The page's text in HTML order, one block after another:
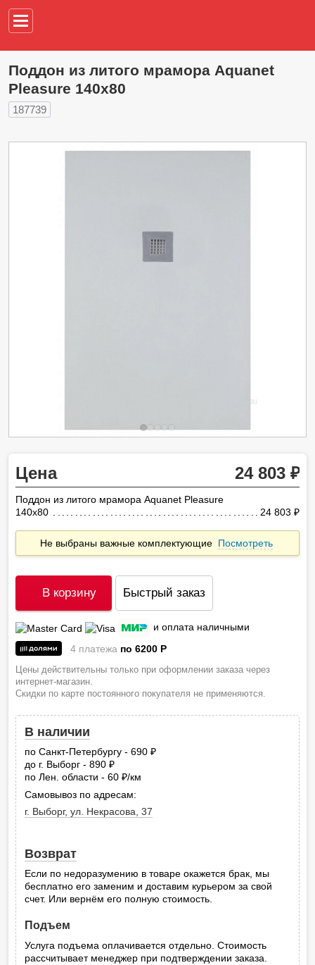
Поддон из литого мрамора Aquanet
Pleasure 140x80
187739
Цена 24 803
Поддон из литого мрамора Aquanet Pleasure
140x80
24 803
Не выбраны важные комплектующие Посмотреть
В корзину Быстрый заказ
и оплата наличными
4 платежа по 6200 P
Цены действительны только при оформлении заказа через
интернет-магазин.
Скидки по карте постоянного покупателя не применяются.
В наличии
по Санкт-Петербургу - 690
до г. Выборг - 890
по Лен. области - 60
руб.
/км
Самовывоз по адресам:
г. Выборг, ул. Некрасова, 37
Возврат
Если по недоразумению в товаре окажется брак, мы
бесплатно его заменим и доставим курьером за свой
счет. Или вернём его полную стоимость.
Подъем
Услуга подъема оплачивается отдельно. Стоимость
рассчитывает менеджер при подтверждении заказа.